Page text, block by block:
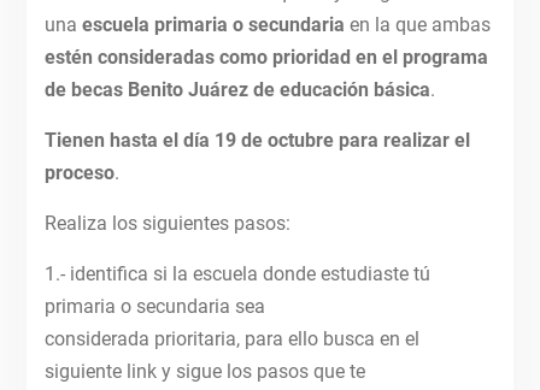
una escuela primaria o secundaria en la que ambas
estén consideradas como prioridad en el programa
de becas Benito Juárez de educación básica.
Tienen hasta el día 19 de octubre para realizar el
proceso.
Realiza los siguientes pasos:
1.- identifica si la escuela donde estudiaste tú
primaria o secundaria sea
considerada prioritaria, para ello busca en el
siguiente link y sigue los pasos que te